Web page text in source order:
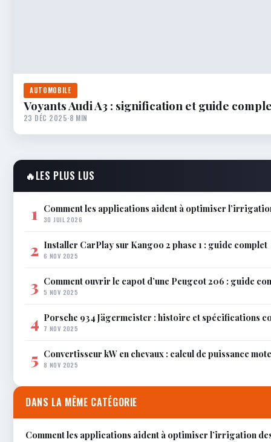
AUTOMOBILE
Voyants Audi A3 : signification et guide
23 DÉC 2025·8 MIN
🔥LES PLUS LUS
1 Comment les applications aident à optimiser
30 JUIL 2026
2 Installer CarPlay sur Kangoo 2 phase 1 : guide complet
6 NOV 2025
3 Comment ouvrir le capot d’une Peugeot 206 : guide
5 NOV 2025
4 Porsche 934 Jägermeister : histoire et spécifications
7 NOV 2025
5 Convertisseur kW en chevaux : calcul de puissance
8 NOV 2025
DANS LA MÊME CATÉGORIE
Comment les applications aident à optimiser l’irrigation